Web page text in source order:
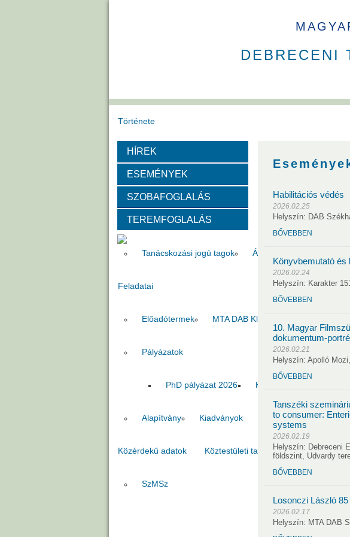
DEBRECENI
Története
Székház
Szervezeti felépítése
Választott vezetők Akadémikusok Nem
Tanácskozási jogú tagok Állandó meghívottak
Feladatai
Előadótermek MTA DAB Klub
Pályázatok
PhD pályázat 2026 Kiadvány pályázat 2026
Alapítvány Kiadványok
Közérdekű adatok
SzMSz
Köztestületi tagok Kapcsolat
HÍREK
ESEMÉNYEK
SZOBAFOGLALÁS
TEREMFOGLALÁS
Habilitációs védés
2026.02.25
Helyszín: DAB
BŐVEBBEN
Könyvbemutató és
2026.02.24
Helyszín: Karakter
BŐVEBBEN
10. Magyar
dokumentum-
2026.02.21
Helyszín: Apolló
BŐVEBBEN
Tanszéki
to consumer:
systems
2026.02.19
Helyszín: Debreceni
földszint, Udvardy
BŐVEBBEN
Losonczi László
2026.02.17
Helyszín: MTA DAB